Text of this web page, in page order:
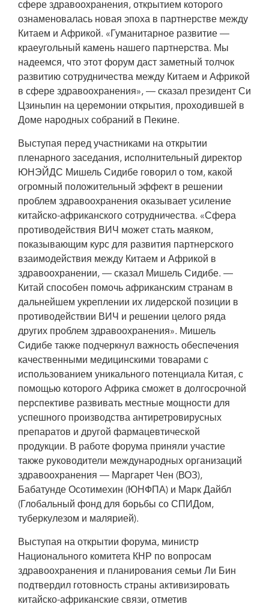
Президент Си Цзиньпин приветствует африканских министров
здравоохранения в Доме народных собраний КНР в Пекине. Фото:
сфере здравоохранения, открытием которого
ознаменовалась новая эпоха в партнерстве между
Китаем и Африкой. «Гуманитарное развитие —
краеугольный камень нашего партнерства. Мы
надеемся, что этот форум даст заметный толчок
развитию сотрудничества между Китаем и Африкой
в сфере здравоохранения», — сказал президент Си
Цзиньпин на церемонии открытия, проходившей в
Доме народных собраний в Пекине.
Выступая перед участниками на открытии
пленарного заседания, исполнительный директор
ЮНЭЙДС Мишель Сидибе говорил о том, какой
огромный положительный эффект в решении
проблем здравоохранения оказывает усиление
китайско-африканского сотрудничества. «Сфера
противодействия ВИЧ может стать маяком,
показывающим курс для развития партнерского
взаимодействия между Китаем и Африкой в
здравоохранении, — сказал Мишель Сидибе. —
Китай способен помочь африканским странам в
дальнейшем укреплении их лидерской позиции в
противодействии ВИЧ и решении целого ряда
других проблем здравоохранения». Мишель
Сидибе также подчеркнул важность обеспечения
качественными медицинскими товарами с
использованием уникального потенциала Китая, с
помощью которого Африка сможет в долгосрочной
перспективе развивать местные мощности для
успешного производства антиретровирусных
препаратов и другой фармацевтической
продукции. В работе форума приняли участие
также руководители международных организаций
здравоохранения — Маргарет Чен (ВОЗ),
Бабатунде Осотимехин (ЮНФПА) и Марк Дайбл
(Глобальный фонд для борьбы со СПИДом,
туберкулезом и малярией).
Выступая на открытии форума, министр
Национального комитета КНР по вопросам
здравоохранения и планирования семьи Ли Бин
подтвердил готовность страны активизировать
китайско-африканские связи, отметив